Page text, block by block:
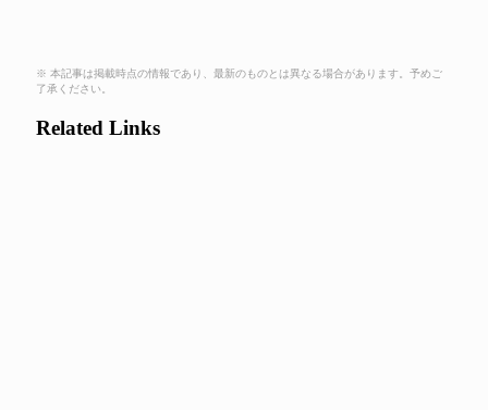
※ 本記事は掲載時点の情報であり、最新のものとは異なる場合があります。予めご
了承ください。
Related Links